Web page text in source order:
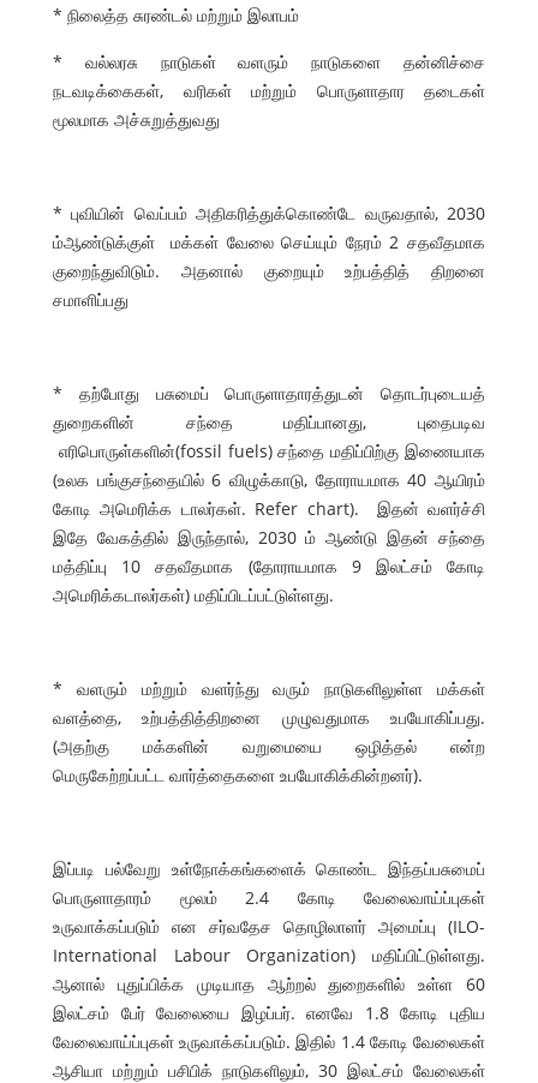
* நிலைத்த சுரண்டல் மற்றும் இலாபம்
* வல்லரசு நாடுகள் வளரும் நாடுகளை தன்னிச்சை
நடவடிக்கைகள், வரிகள் மற்றும் பொருளாதார தடைகள்
மூலமாக அச்சுறுத்துவது
* புவியின் வெப்பம் அதிகரித்துக்கொண்டே வருவதால், 2030
ம்ஆண்டுக்குள் மக்கள் வேலை செய்யும் நேரம் 2 சதவீதமாக
குறைந்துவிடும். அதனால் குறையும் உற்பத்தித் திறனை
சமாளிப்பது
* தற்போது பசுமைப் பொருளாதாரத்துடன் தொடர்புடையத்
துறைகளின் சந்தை மதிப்பானது, புதைபடிவ
எரிபொருள்களின்(fossil fuels) சந்தை மதிப்பிற்கு இணையாக
(உலக பங்குசந்தையில் 6 விழுக்காடு, தோராயமாக 40 ஆயிரம்
கோடி அமெரிக்க டாலர்கள். Refer chart). இதன் வளர்ச்சி
இதே வேகத்தில் இருந்தால், 2030 ம் ஆண்டு இதன் சந்தை
மத்திப்பு 10 சதவீதமாக (தோராயமாக 9 இலட்சம் கோடி
அமெரிக்கடாலர்கள்) மதிப்பிடப்பட்டுள்ளது.
* வளரும் மற்றும் வளர்ந்து வரும் நாடுகளிலுள்ள மக்கள்
வளத்தை, உற்பத்தித்திறனை முழுவதுமாக உபயோகிப்பது.
(அதற்கு மக்களின் வறுமையை ஒழித்தல் என்ற
மெருகேற்றப்பட்ட வார்த்தைகளை உபயோகிக்கின்றனர்).
இப்படி பல்வேறு உள்நோக்கங்களைக் கொண்ட இந்தப்பசுமைப்
பொருளாதாரம் மூலம் 2.4 கோடி வேலைவாய்ப்புகள்
உருவாக்கப்படும் என சர்வதேச தொழிலாளர் அமைப்பு (ILO-
International Labour Organization) மதிப்பிட்டுள்ளது.
ஆனால் புதுப்பிக்க முடியாத ஆற்றல் துறைகளில் உள்ள 60
இலட்சம் பேர் வேலையை இழப்பர். எனவே 1.8 கோடி புதிய
வேலைவாய்ப்புகள் உருவாக்கப்படும். இதில் 1.4 கோடி வேலைகள்
ஆசியா மற்றும் பசிபிக் நாடுகளிலும், 30 இலட்சம் வேலைகள்